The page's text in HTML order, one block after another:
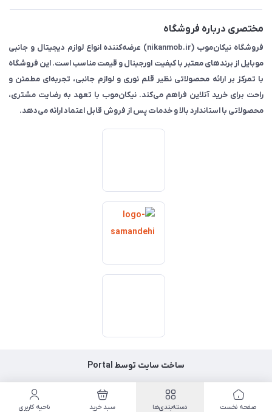
مختصری درباره فروشگاه
فروشگاه نیکان‌موب (nikanmob.ir) عرضه‌کننده انواع لوازم دیجیتال و جانبی
موبایل از برندهای معتبر با کیفیت اورجینال و قیمت مناسب است. این فروشگاه
با تمرکز بر ارائه محصولاتی نظیر قلم نوری و لوازم جانبی، تجربه‌ای مطمئن و
راحت برای خرید آنلاین فراهم می‌کند. نیکان‌موب با تعهد به رضایت مشتری،
محصولاتی با استاندارد بالا و خدمات پس از فروش قابل اعتماد ارائه می‌دهد.
ساخت سایت توسط Portal
صفحه نخست دسته‌بندی‌ها سبد خرید ناحیه کاربری